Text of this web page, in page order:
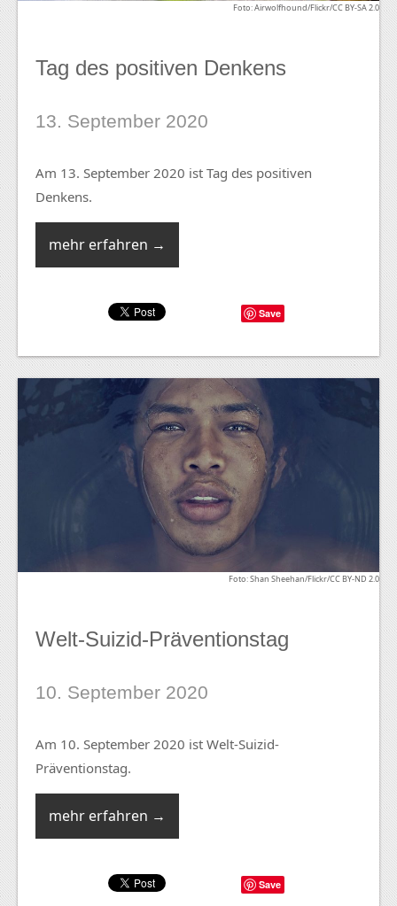
Foto: Airwolfhound/Flickr/CC BY-SA 2.0
Tag des positiven Denkens
13. September 2020
Am 13. September 2020 ist Tag des positiven
Denkens.
mehr erfahren →
Save
Foto: Shan Sheehan/Flickr/CC BY-ND 2.0
Welt-Suizid-Präventionstag
10. September 2020
Am 10. September 2020 ist Welt-Suizid-
Präventionstag.
mehr erfahren →
Save